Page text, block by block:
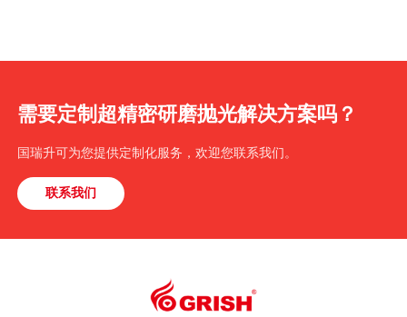
需要定制超精密研磨抛光解决方案吗？
国瑞升可为您提供定制化服务，欢迎您联系我们。
联系我们